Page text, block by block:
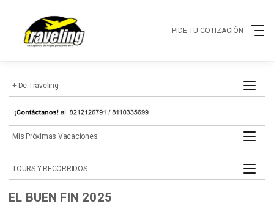
PIDE TU COTIZACIÓN
+ de Traveling
mis próximas vacaciones
TOURS Y RECORRIDOS
EL BUEN FIN 2025